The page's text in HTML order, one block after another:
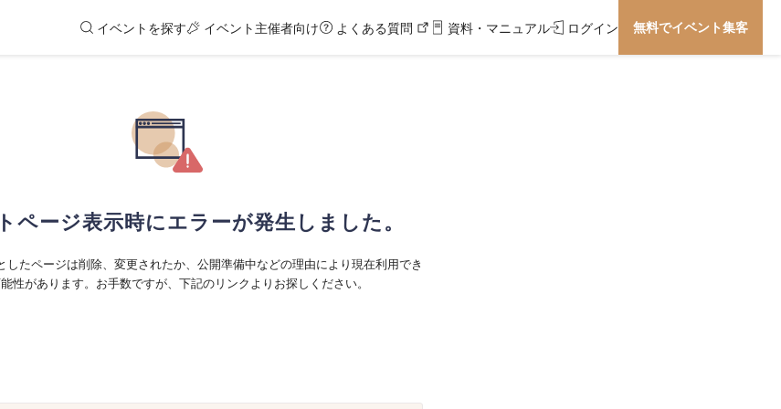
イベントを探す イベント主催者向け よくある質問 資料・マニュアル ログイン 無料でイベント集客
ページ表示時にエラーが発生しました。
したページは削除、変更されたか、公開準備中などの理由により現在利用でき
性があります。お手数ですが、下記のリンクよりお探しください。